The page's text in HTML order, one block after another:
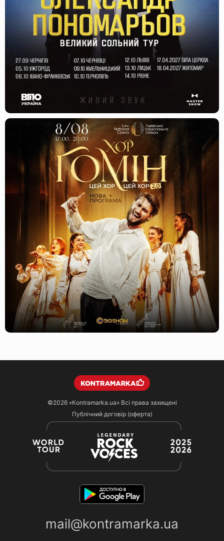
©2026 «Kontramarka.ua»Всі права захищені
Публічний договір (оферта)
mail@kontramarka.ua